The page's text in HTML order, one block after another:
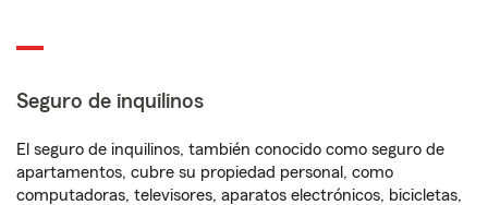
Seguro de inquilinos
El seguro de inquilinos, también conocido como seguro de
apartamentos, cubre su propiedad personal, como
computadoras, televisores, aparatos electrónicos, bicicletas,